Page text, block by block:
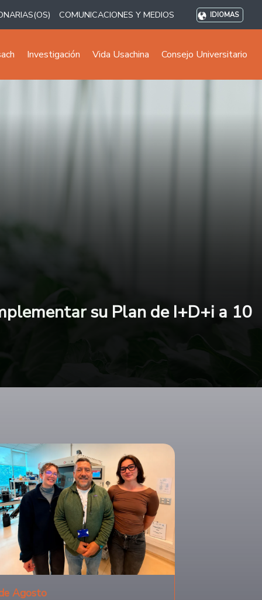
COMUNICACIONES Y MEDIOS IDIOMAS
Investigación Vida Usachina Consejo Universitario
su Plan de I+D+i a 10
potencial para revolucionar la
Agosto